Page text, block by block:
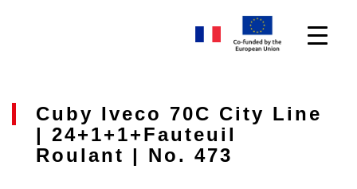
Cuby Iveco 70C City Line
| 24+1+1+fauteuil
Roulant | No. 473